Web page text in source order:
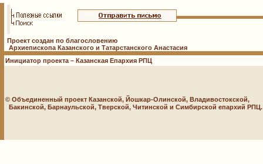
Проект создан по благословению
Архиепископа Казанского и Татарстанского Анастасия
Инициатор проекта – Казанская Епархия РПЦ
© Объединенный проект Казанской, Йошкар-Олинской, Владивостокской,
Бакинской, Барнаульской, Тверской, Читинской и Симбирской епархий РПЦ.